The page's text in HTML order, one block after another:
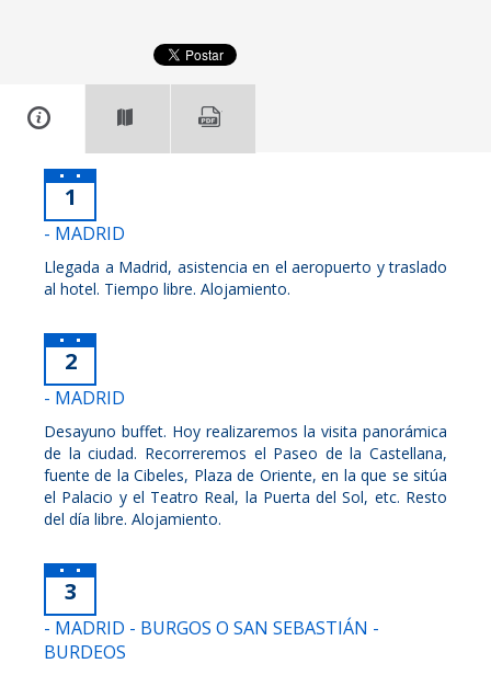
1
- MADRID
Llegada a Madrid, asistencia en el aeropuerto y traslado
al hotel. Tiempo libre. Alojamiento.
2
- MADRID
Desayuno buffet. Hoy realizaremos la visita panorámica
de la ciudad. Recorreremos el Paseo de la Castellana,
fuente de la Cibeles, Plaza de Oriente, en la que se sitúa
el Palacio y el Teatro Real, la Puerta del Sol, etc. Resto
del día libre. Alojamiento.
3
- MADRID - BURGOS O SAN SEBASTIÁN -
BURDEOS